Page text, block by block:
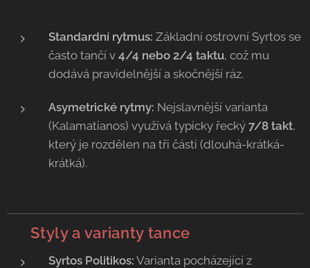
Standardní rytmus: Základní ostrovní Syrtos se
často tančí v 4/4 nebo 2/4 taktu, což mu
dodává pravidelnější a skočnější ráz.
Asymetrické rytmy: Nejslavnější varianta
(Kalamatianos) využívá typicky řecký 7/8 takt,
který je rozdělen na tři části (dlouhá-krátká-
krátká).
✨Styly a varianty tance
Syrtos Politikos: Varianta pocházející z